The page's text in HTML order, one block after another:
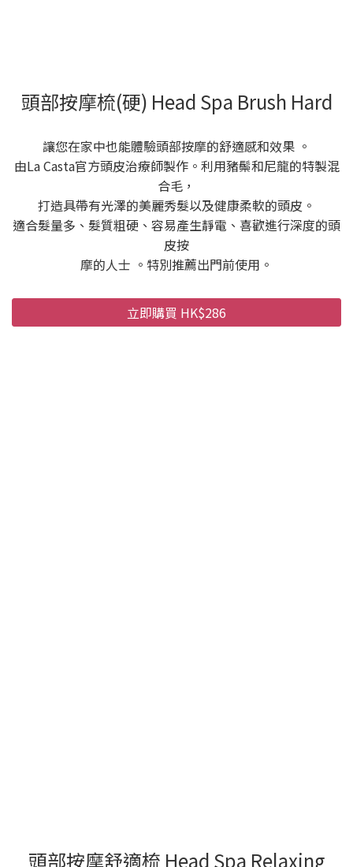
頭部按摩梳(硬) Head Spa Brush Hard
讓您在家中也能體驗頭部按摩的舒適感和效果 。
由La Casta官方頭皮治療師製作。利用豬鬃和尼龍的特製混
合毛，
打造具帶有光澤的美麗秀髮以及健康柔軟的頭皮。
適合髮量多、髮質粗硬、容易產生靜電、喜歡進行深度的頭
皮按
摩的人士 。特別推薦出門前使用。
立即購買 HK$286
頭部按摩舒適梳 Head Spa Relaxing